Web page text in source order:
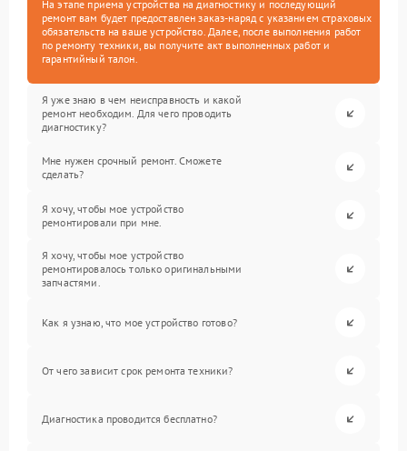
На этапе приема устройства на диагностику и последующий
ремонт вам будет предоставлен заказ-наряд с указанием страховых
обязательств на ваше устройство. Далее, после выполнения работ
по ремонту техники, вы получите акт выполненных работ и
гарантийный талон.
Я уже знаю в чем неисправность и какой
ремонт необходим. Для чего проводить
диагностику?
Мне нужен срочный ремонт. Сможете
сделать?
Я хочу, чтобы мое устройство
ремонтировали при мне.
Я хочу, чтобы мое устройство
ремонтировалось только оригинальными
запчастями.
Как я узнаю, что мое устройство готово?
От чего зависит срок ремонта техники?
Диагностика проводится бесплатно?